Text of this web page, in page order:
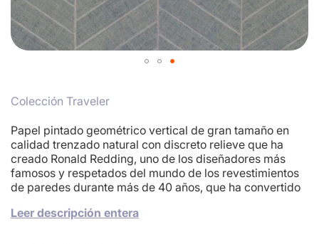
the
of
the
images
gallery
Colección Traveler
Papel pintado geométrico vertical de gran tamaño en
calidad trenzado natural con discreto relieve que ha
creado Ronald Redding, uno de los diseñadores más
famosos y respetados del mundo de los revestimientos
de paredes durante más de 40 años, que ha convertido
el presente para crear clásicos modernos con un gusto y
Leer descripción entera